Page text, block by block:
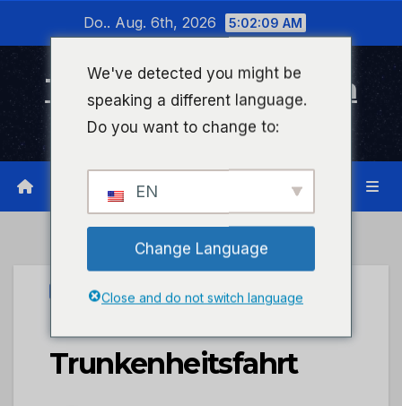
wechseln
Do.. Aug. 6th, 2026 5:02:09 AM
Timeline Bad Kreuznach
Infonetzwerk für Bad Kreuznach
UNCATEGORIZED
POL-PDKH:
Trunkenheitsfahrt
We've detected you might be
speaking a different language.
Do you want to change to:
EN
Change Language
Close and do not switch language